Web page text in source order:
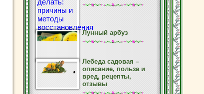
Лунный арбуз
Лебеда садовая –
описание, польза и
вред, рецепты,
отзывы